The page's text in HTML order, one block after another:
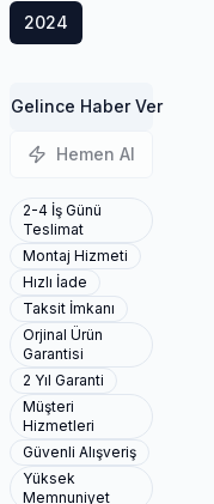
2024
Gelince Haber Ver
Hemen Al
2-4 İş Günü
Teslimat
Montaj Hizmeti
Hızlı İade
Taksit İmkanı
Orjinal Ürün
Garantisi
2 Yıl Garanti
Müşteri
Hizmetleri
Güvenli Alışveriş
Yüksek
Memnuniyet